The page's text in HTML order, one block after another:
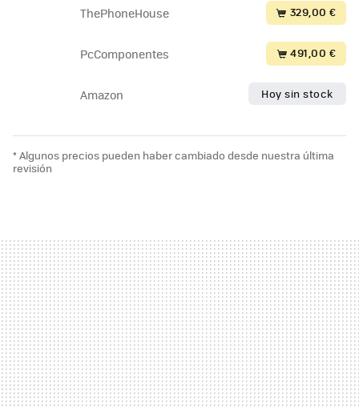
ThePhoneHouse 329,00 €
PcComponentes 491,00 €
Amazon Hoy sin stock
* Algunos precios pueden haber cambiado desde nuestra última
revisión